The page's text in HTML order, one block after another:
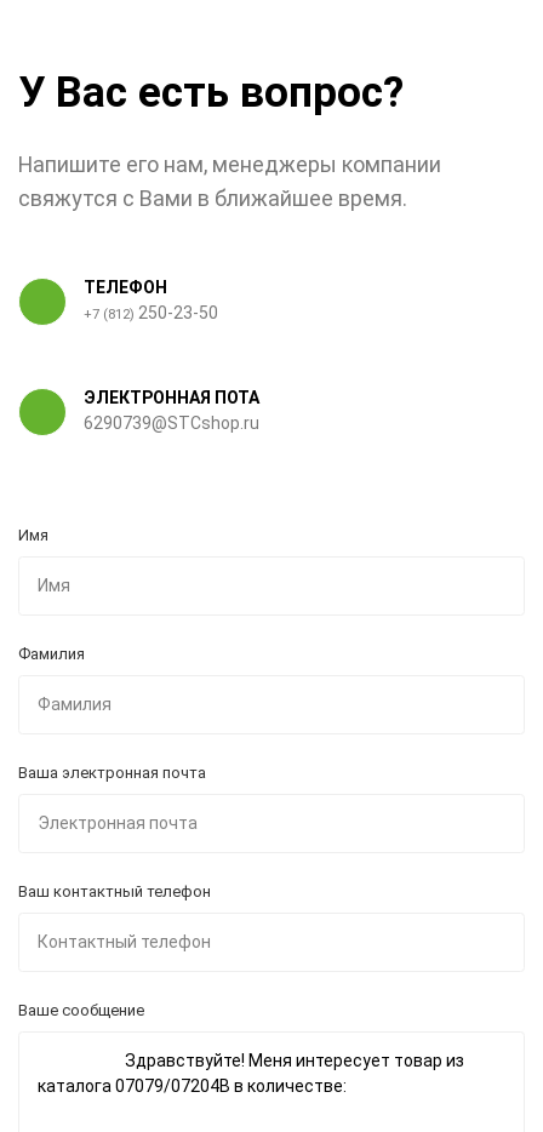
У Вас есть вопрос?
Напишите его нам, менеджеры компании
свяжутся с Вами в ближайшее время.
ТЕЛЕФОН
+7 (812) 250-23-50
ЭЛЕКТРОННАЯ ПОТА
6290739@STCshop.ru
Имя
Фамилия
Ваша электронная почта
Ваш контактный телефон
Ваше сообщение